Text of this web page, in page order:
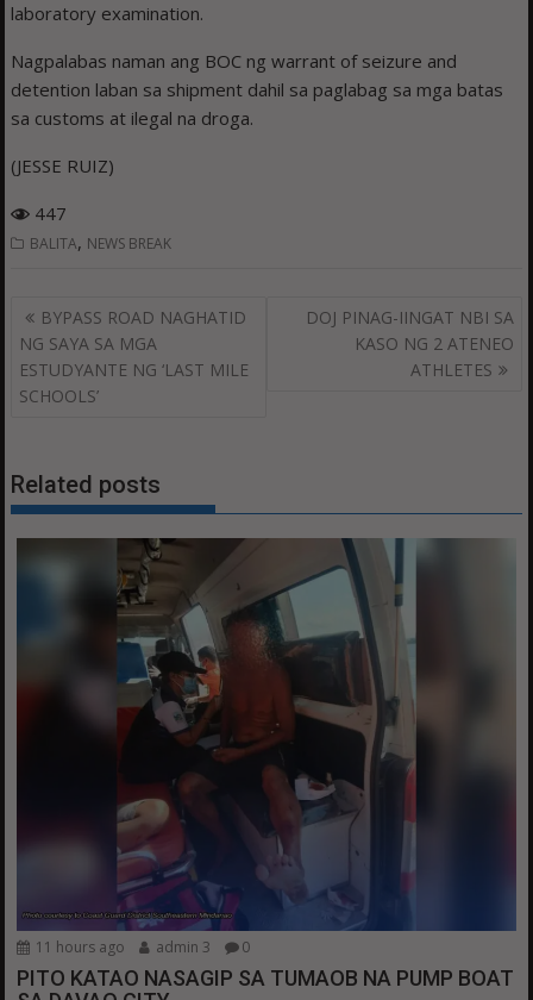
laboratory examination.
Nagpalabas naman ang BOC ng warrant of seizure and
detention laban sa shipment dahil sa paglabag sa mga batas
sa customs at ilegal na droga.
(JESSE RUIZ)
447
BALITA, NEWS BREAK
Post
navigation
BYPASS ROAD NAGHATID
NG SAYA SA MGA
ESTUDYANTE NG ‘LAST MILE
SCHOOLS’
DOJ PINAG-IINGAT NBI SA
KASO NG 2 ATENEO
ATHLETES
Related posts
11 hours ago admin 3 0
PITO KATAO NASAGIP SA TUMAOB NA PUMP BOAT